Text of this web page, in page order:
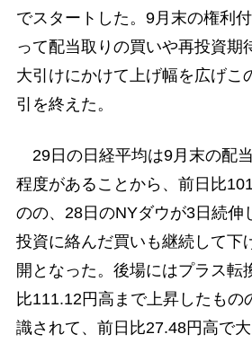
でスタートした。9月末の権利
って配当取りの買いや再投資期
大引けにかけて上げ幅を広げこ
引を終えた。
29日の日経平均は9月末の配
程度があることから、前日比
のの、28日のNYダウが3日続伸
投資に絡んだ買いも継続して下
開となった。後場にはプラス転
比111.12円高まで上昇したもの
識されて、前日比27.48円高で